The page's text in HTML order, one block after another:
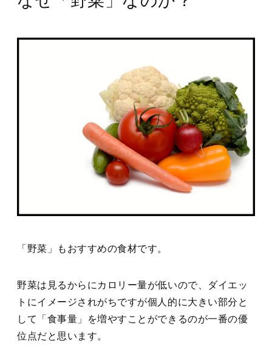
「野菜」もおすすめの食材です。
野菜は見るからにカロリー量が低いので、ダイエッ
トにイメージされがちですが個人的に大きい部分と
して「食事量」を増やすことができるのが一番の優
位点だと思います。